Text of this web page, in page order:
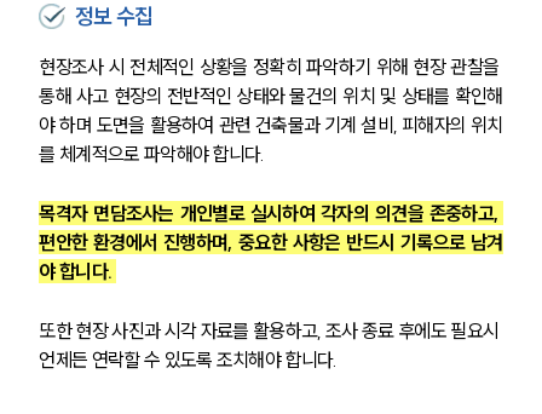
정보 수집
현장조사 시 전체적인 상황을 정확히 파악하기 위해 현장 관찰을
통해 사고 현장의 전반적인 상태와 물건의 위치 및 상태를 확인해
야 하며 도면을 활용하여 관련 건축물과 기계 설비, 피해자의 위치
를 체계적으로 파악해야 합니다.
목격자 면담조사는 개인별로 실시하여 각자의 의견을 존중하고,
편안한 환경에서 진행하며, 중요한 사항은 반드시 기록으로 남겨
야 합니다.
또한 현장 사진과 시각 자료를 활용하고, 조사 종료 후에도 필요시
언제든 연락할 수 있도록 조치해야 합니다.